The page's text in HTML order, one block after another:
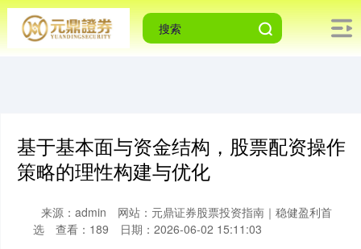
基于基本面与资金结构，股票配资操作
策略的理性构建与优化
来源：admin
网站：元鼎证券股票投资指南｜稳健盈利首
选
查看：189 日期：2026-06-02 15:11:03